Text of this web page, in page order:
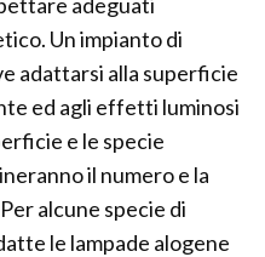
Un impianto di
adattarsi alla superficie
ed agli effetti luminosi
e le specie
il numero e la
alcune specie di
le lampade alogene